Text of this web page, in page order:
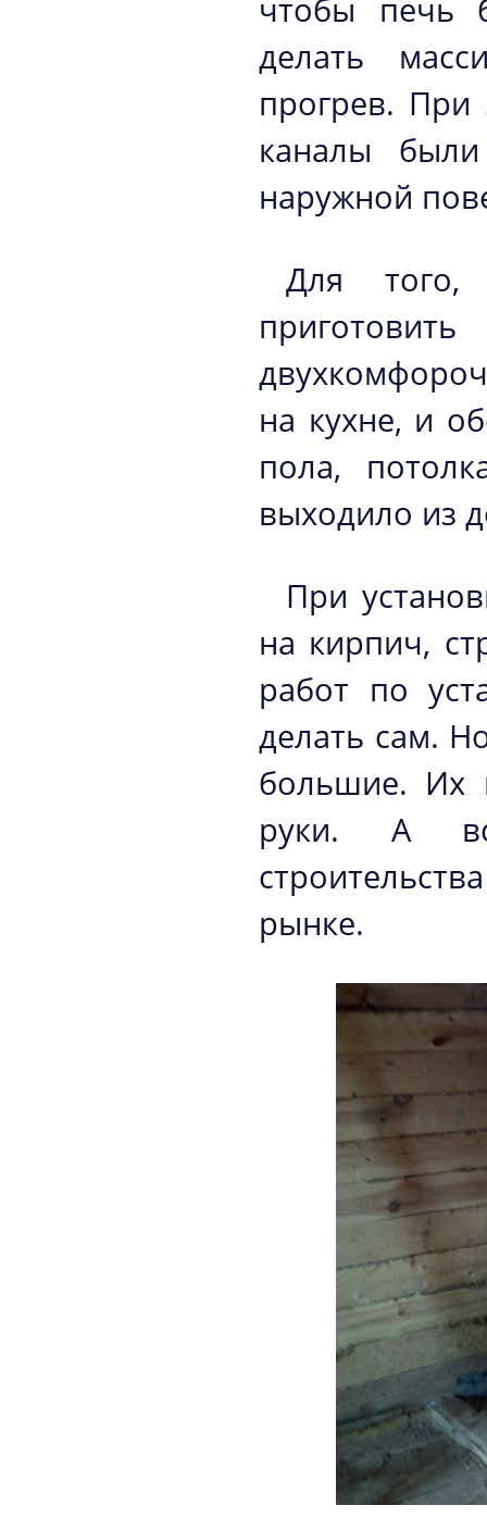
чтобы печь
делать
прогрев.
каналы
наружной
Для того,
на кухне, и
пола,
выходило из
При
на кирпич,
работ по
делать сам.
большие. Их
руки. А
рынке.